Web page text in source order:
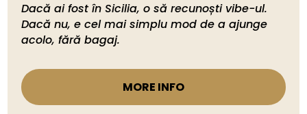
Dacă ai fost în Sicilia, o să recunoști vibe-ul.
Dacă nu, e cel mai simplu mod de a ajunge
acolo, fără bagaj.
MORE INFO